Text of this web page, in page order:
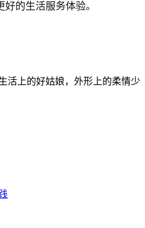
的生活服务体验。
活上的好姑娘，外形上的柔情少